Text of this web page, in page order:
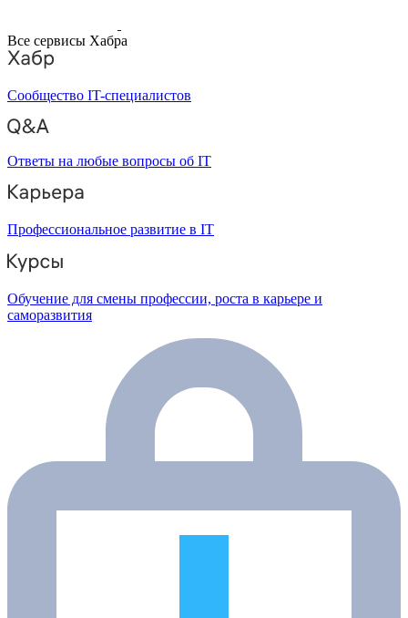
Все сервисы Хабра
Сообщество IT-специалистов
Ответы на любые вопросы об IT
Профессиональное развитие в IT
Обучение для смены профессии, роста в карьере и
саморазвития